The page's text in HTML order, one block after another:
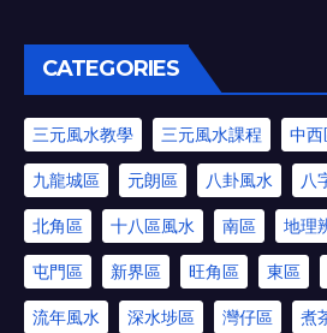
CATEGORIES
三元風水教學 三元風水課程 中西
九龍城區 元朗區 八卦風水 八
北角區 十八區風水 南區 地理
屯門區 新界區 旺角區 東區
流年風水 深水埗區 灣仔區 煮